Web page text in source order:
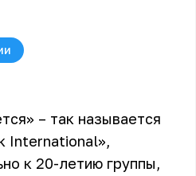
– так называется
International»,
к 20-летию группы,